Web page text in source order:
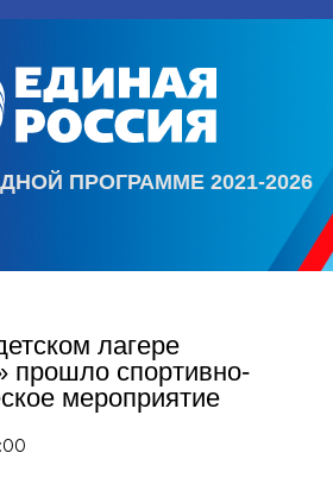
ПРОГРАММЕ 2021-2026
лагере
прошло спортивно-
мероприятие